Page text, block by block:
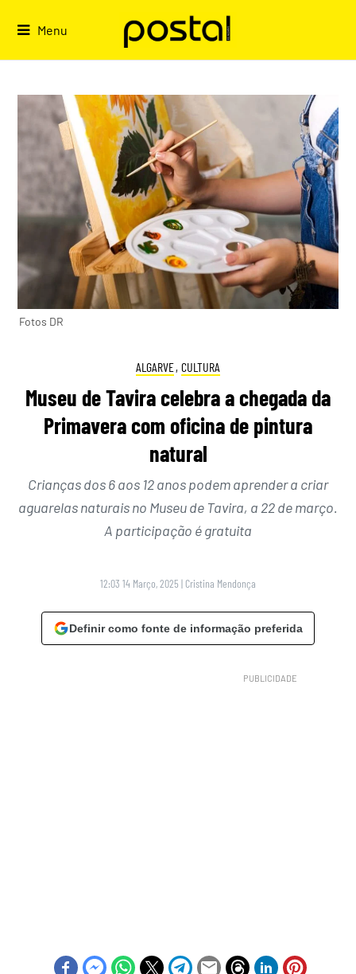
Menu
Fotos DR
ALGARVE, CULTURA
Museu de Tavira celebra a chegada da
Primavera com oficina de pintura
natural
Crianças dos 6 aos 12 anos podem aprender a criar
aguarelas naturais no Museu de Tavira, a 22 de março.
A participação é gratuita
12:03 14 Março, 2025 | Cristina Mendonça
Definir como fonte de informação preferida